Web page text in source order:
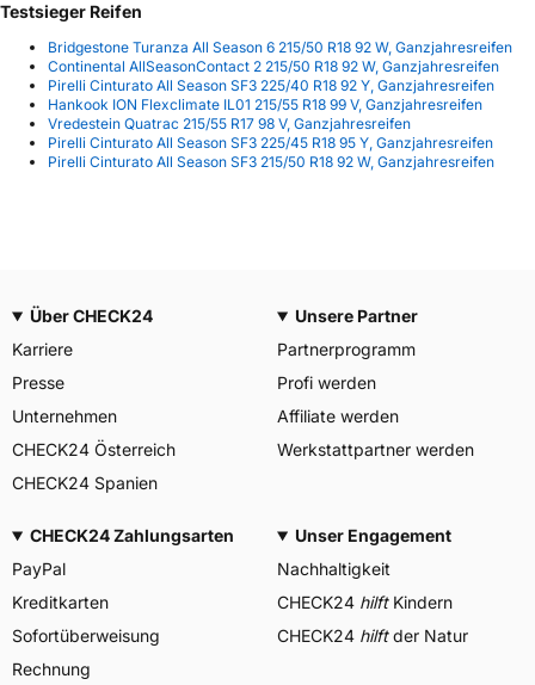
Testsieger Reifen
Bridgestone Turanza All Season 6 215/50 R18 92 W, Ganzjahresreifen
Continental AllSeasonContact 2 215/50 R18 92 W, Ganzjahresreifen
Pirelli Cinturato All Season SF3 225/40 R18 92 Y, Ganzjahresreifen
Hankook ION Flexclimate IL01 215/55 R18 99 V, Ganzjahresreifen
Vredestein Quatrac 215/55 R17 98 V, Ganzjahresreifen
Pirelli Cinturato All Season SF3 225/45 R18 95 Y, Ganzjahresreifen
Pirelli Cinturato All Season SF3 215/50 R18 92 W, Ganzjahresreifen
Über CHECK24
Karriere
Presse
Unternehmen
CHECK24 Österreich
CHECK24 Spanien
Unsere Partner
Partnerprogramm
Profi werden
Affiliate werden
Werkstattpartner werden
CHECK24 Zahlungsarten
PayPal
Kreditkarten
Sofortüberweisung
Rechnung
Unser Engagement
Nachhaltigkeit
CHECK24 hilftKindern
CHECK24 hilftder Natur